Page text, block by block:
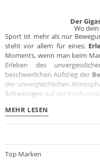
Der
Wo
Sport ist mehr als nur
steht vor allem für eines:
Moments, wenn man beim
Erleben des
beschwerlichen Aufstieg der
der unvergleichlichen
Schwüngen auf der frisch
MEHR LESEN
Top Marken